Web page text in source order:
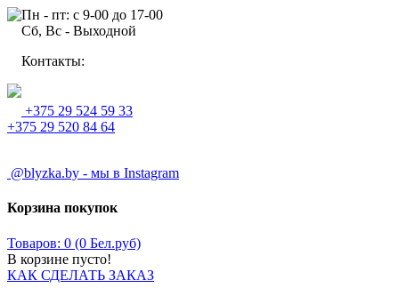
Пн - пт: с 9-00 до 17-00
Сб, Вс - Выходной
Контакты:
+375 29 524 59 33
+375 29 520 84 64
@blyzka.by - мы в Instagram
Корзина покупок
Товаров: 0 (0 Бел.руб)
В корзине пусто!
КАК СДЕЛАТЬ ЗАКАЗ